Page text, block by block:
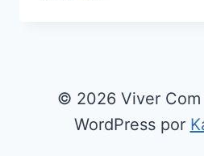
OS
30:
© 2026 Viver Com
WordPress por